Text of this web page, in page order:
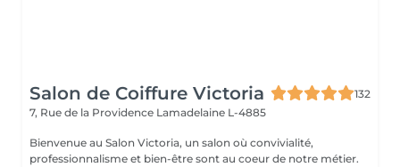
Salon de Coiffure Victoria
132
7, Rue de la Providence Lamadelaine L-4885
Bienvenue au Salon Victoria, un salon où convivialité,
professionnalisme et bien-être sont au coeur de notre métier.